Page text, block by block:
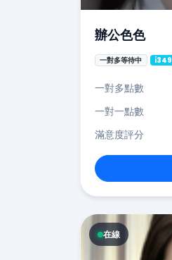
辦公色色
一對多等待中 i349
一對多點數
一對一點數
滿意度評分
在線